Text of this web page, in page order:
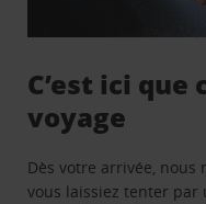
C’est ici
voyage
Dès votre arrivée, nous
vous laissiez tenter par